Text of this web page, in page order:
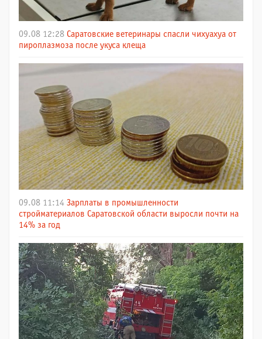
09.08 12:28 Саратовские ветеринары спасли чихуахуа от
пироплазмоза после укуса клеща
09.08 11:14 Зарплаты в промышленности
стройматериалов Саратовской области выросли почти на
14% за год